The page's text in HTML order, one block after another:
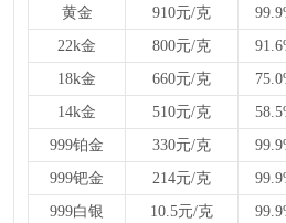
黄金
910元/克
22k金
800元/克
18k金
660元/克
14k金
510元/克
999铂金
330元/克
999钯金
214元/克
999白银
10.5元/克